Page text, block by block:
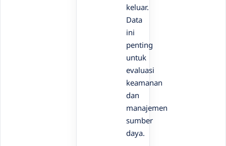
keluar.
Data
ini
penting
untuk
evaluasi
keamanan
dan
manajemen
sumber
daya.